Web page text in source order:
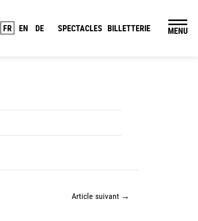
FR EN DE SPECTACLES BILLETTERIE MENU
Article suivant →